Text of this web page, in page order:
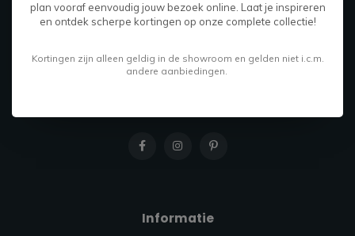
Ede, Nederland
info@firmahoutenstaal.nl
Informatie
plan vooraf eenvoudig jouw bezoek online. Laat je inspireren
en ontdek scherpe kortingen op onze complete collectie!
Kortingen zijn alleen geldig in de showroom en gelden niet i.c.m.
andere aanbiedingen.